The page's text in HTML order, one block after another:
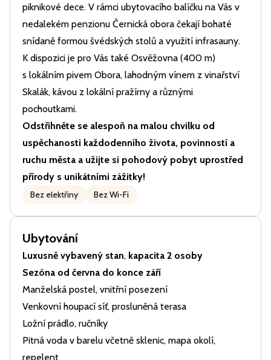
piknikové dece. V rámci ubytovacího balíčku na Vás v
nedalekém penzionu Černická obora čekají bohaté
snídaně formou švédských stolů a využití infrasauny.
K dispozici je pro Vás také Osvěžovna (400 m)
s lokálním pivem Obora, lahodným vínem z vinařství
Skalák, kávou z lokální pražírny a různými
pochoutkami.
Odstřihněte se alespoň na malou chvilku od
uspěchanosti každodenního života, povinností a
ruchu města a užijte si pohodový pobyt uprostřed
přírody s unikátními zážitky!
Bez elektřiny Bez Wi-Fi
Ubytování
Luxusně vybavený stan, kapacita 2 osoby
Sezóna od června do konce září
Manželská postel, vnitřní posezení
Venkovní houpací síť, prosluněná terasa
Ložní prádlo, ručníky
Pitná voda v barelu včetně sklenic, mapa okolí,
repelent